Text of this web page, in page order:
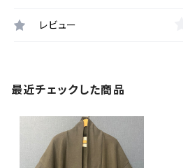
レビュー
最近チェックした商品